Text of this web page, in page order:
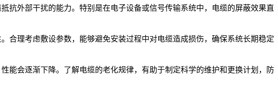
抗外部干扰的能力。特别是在电子设备或信号传输系统中，电缆的屏蔽效果直
合理考虑敷设参数，能够避免安装过程中对电缆造成损伤，确保系统长期稳定
能会逐渐下降。了解电缆的老化规律，有助于制定科学的维护和更换计划，防